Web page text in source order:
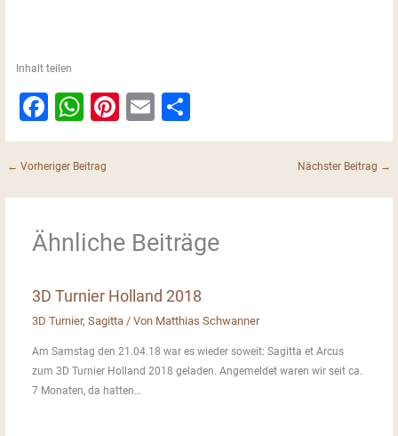
Inhalt teilen
F
a
c
e
o
k
W
h
at
s
p
Pi
nt
e
E
m
l
ei
n
← Vorheriger Beitrag Nächster Beitrag →
Ähnliche Beiträge
3D Turnier Holland 2018
3D Turnier,Sagitta / Von Matthias Schwanner
Am Samstag den 21.04.18 war es wieder soweit: Sagitta et Arcus
zum 3D Turnier Holland 2018 geladen. Angemeldet waren wir seit ca.
7 Monaten, da hatten…